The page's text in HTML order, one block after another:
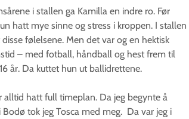
i stallen ga Kamilla en indre ro. Før
hatt mye sinne og stress i kroppen. I stallen
følelsene. Men det var og en hektisk
– med fotball, håndball og hest frem til
år. Da kuttet hun ut ballidrettene.
alltid hatt full timeplan. Da jeg begynte å
Bodø tok jeg Tosca med meg. Da var jeg i